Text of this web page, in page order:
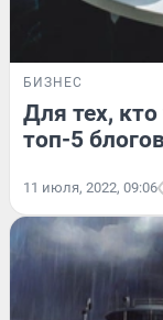
БИЗНЕС
Для тех,
топ-5
11 июля, 2022, 09:06